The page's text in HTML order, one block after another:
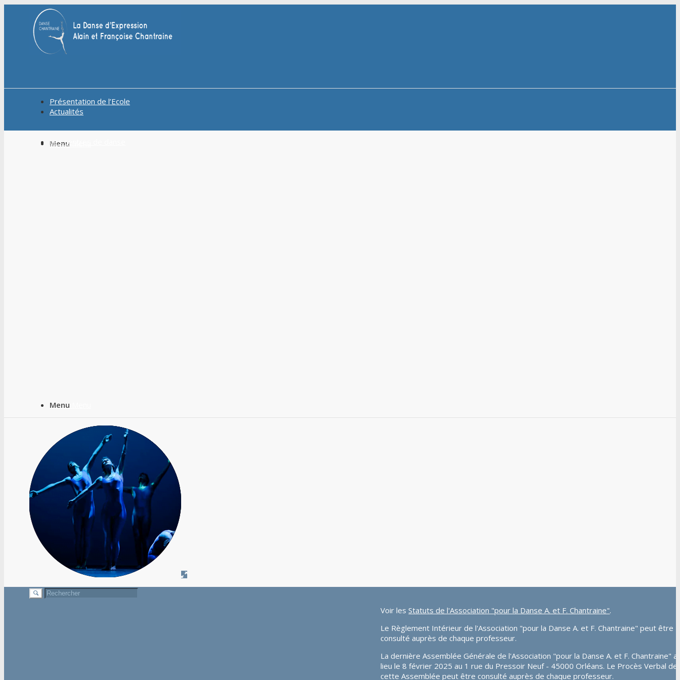
Menu
Présentation de l’Ecole
Actualités
Les centres de danse
Menu
Voir lesStatuts de l'Association "pour la Danse A. et F. Chantraine".
Le Règlement Intérieur de l'Association "pour la Danse A. et F. Chantraine" peut être
consulté auprès de chaque professeur.
La dernière Assemblée Générale de l'Association "pour la Danse A. et F. Chantraine" a
lieu le 8 février 2025 au 1 rue du Pressoir Neuf - 45000 Orléans. Le Procès Verbal de
cette Assemblée peut être consulté auprès de chaque professeur.